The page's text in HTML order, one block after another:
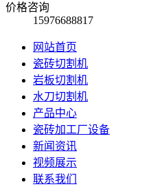
价格咨询
15976688817
网站首页
瓷砖切割机
岩板切割机
水刀切割机
产品中心
瓷砖加工厂设备
新闻资讯
视频展示
联系我们